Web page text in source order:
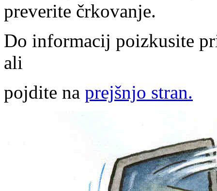
preverite črkovanje.
Do informacij poizkusite
ali
pojdite na prejšnjo stran.